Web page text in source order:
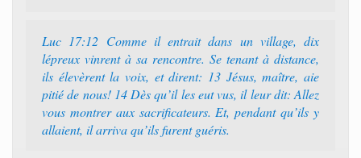
Luc 17:12 Comme il entrait dans un village, dix
lépreux vinrent à sa rencontre. Se tenant à distance,
ils élevèrent la voix, et dirent: 13 Jésus, maître, aie
pitié de nous! 14 Dès qu’il les eut vus, il leur dit: Allez
vous montrer aux sacrificateurs. Et, pendant qu’ils y
allaient, il arriva qu’ils furent guéris.